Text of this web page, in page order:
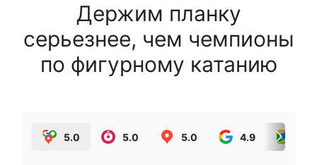
Держим планку
серьезнее, чем чемпионы
по фигурному катанию
5.0 5.0 5.0 4.9